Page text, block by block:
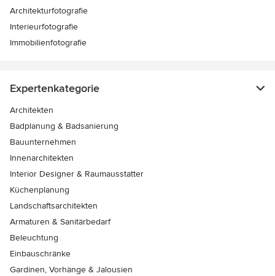
Architekturfotografie
Interieurfotografie
Immobilienfotografie
Expertenkategorie
Architekten
Badplanung & Badsanierung
Bauunternehmen
Innenarchitekten
Interior Designer & Raumausstatter
Küchenplanung
Landschaftsarchitekten
Armaturen & Sanitärbedarf
Beleuchtung
Einbauschränke
Gardinen, Vorhänge & Jalousien